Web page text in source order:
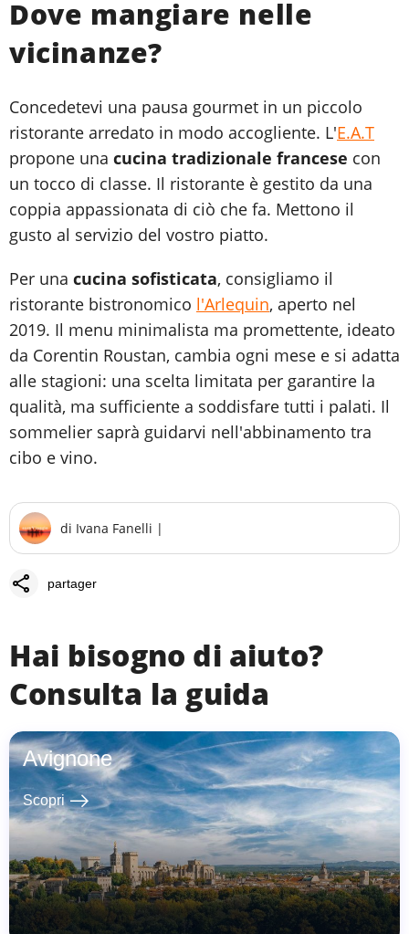
Dove mangiare nelle
vicinanze?
Concedetevi una pausa gourmet in un piccolo
ristorante arredato in modo accogliente. L'E.A.T
propone una cucina tradizionale francese con
un tocco di classe. Il ristorante è gestito da una
coppia appassionata di ciò che fa. Mettono il
gusto al servizio del vostro piatto.
Per una cucina sofisticata, consigliamo il
ristorante bistronomico l'Arlequin, aperto nel
2019. Il menu minimalista ma promettente, ideato
da Corentin Roustan, cambia ogni mese e si adatta
alle stagioni: una scelta limitata per garantire la
qualità, ma sufficiente a soddisfare tutti i palati. Il
sommelier saprà guidarvi nell'abbinamento tra
cibo e vino.
di Ivana Fanelli |
share partager
Hai bisogno di aiuto?
Consulta la guida
Avignone
Scopri east